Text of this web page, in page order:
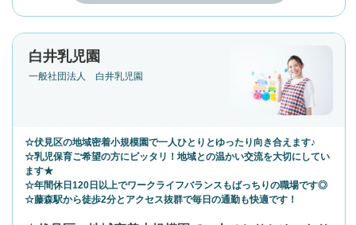
白井乳児園
一般社団法人 白井乳児園
☆伏見区の地域密着小規模園で一人ひとりとゆったり向き合えます♪
☆乳児保育ご希望の方にピッタリ！地域との温かい交流を大切にしてい
ます★
☆年間休日120日以上でワークライフバランスもばっちりの職場です◎
☆藤森駅から徒歩2分とアクセス抜群で毎日の通勤も快適です！